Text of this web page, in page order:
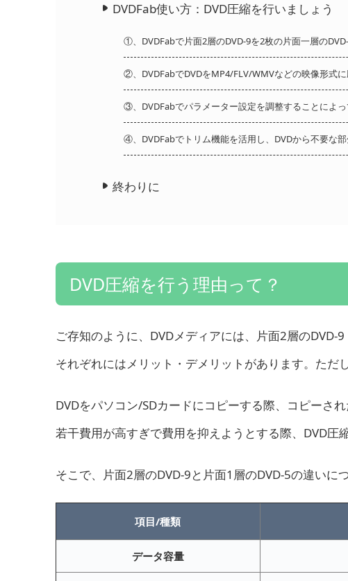
DVDFab使い方：DVD圧縮を行いましょう
①、DVDFabで片面2層のDVD-9を2枚の片面一層の
②、DVDFabでDVDをMP4/FLV/WMVなどの映像形式
③、DVDFabでパラメーター設定を調整することによ
④、DVDFabでトリム機能を活用し、DVDから不要な
終わりに
DVD圧縮を行う理由って？
ご存知のように、DVDメディアには、片面2層のDVD-
それぞれにはメリット・デメリットがあります。ただ
DVDをパソコン/SDカードにコピーする際、コピーさ
若干費用が高すぎで費用を抑えようとする際、DVD圧
そこで、片面2層のDVD-9と片面1層のDVD-5の違いに
項目/種類
データ容量